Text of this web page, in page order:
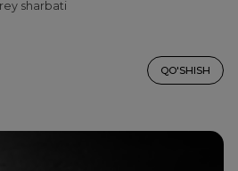
sharbati
QO'SHISH